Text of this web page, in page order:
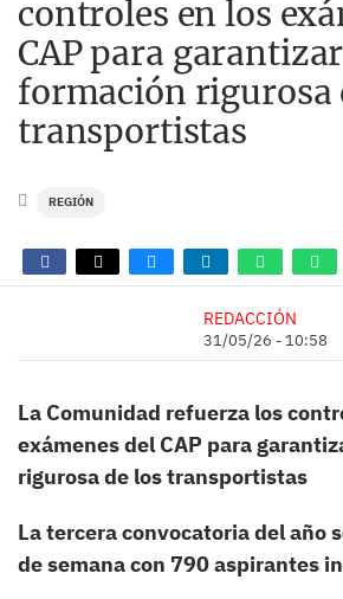
controles en los
CAP para
formación rigurosa
transportistas
REGIÓN
REDACCIÓN
31/05/26 - 10:58
La Comunidad refuerza los
exámenes del CAP para
rigurosa de los transportistas
La tercera convocatoria del año
de semana con 790 aspirantes